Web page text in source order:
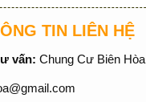
TIN LIÊN HỆ
vấn: Chung Cư Biên Hòa